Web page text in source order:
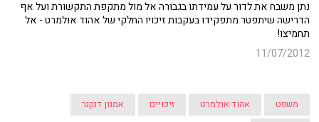
נתן משבח את לדור על עמידתו בגבורה אל מול מתקפת התקשורת ועל אף
הדרישה שיתפטר מתפקידו בעקבות זיכויו החלקי של אהוד אולמרט - אל
תחמיצו!
11/07/2012
משפט אהוד אולמרט זיכויים
אמנון דנקנר